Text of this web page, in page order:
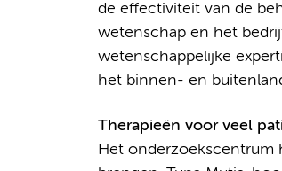
de effectiviteit van de
wetenschap en het
wetenschappelijke
het binnen- en
Therapieën voor veel
Het onderzoekscentrum